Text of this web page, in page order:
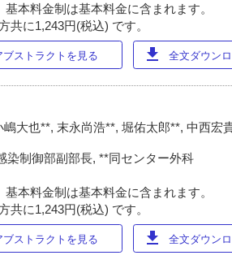
本料金制は基本料金に含まれます。
に1,243円(税込) です。
ブストラクトを見る download 全文ダウン
大也**, 末永尚浩**, 堀佑太郎**, 中西宏
染制御部副部長, **同センター外科
本料金制は基本料金に含まれます。
に1,243円(税込) です。
ブストラクトを見る download 全文ダウン